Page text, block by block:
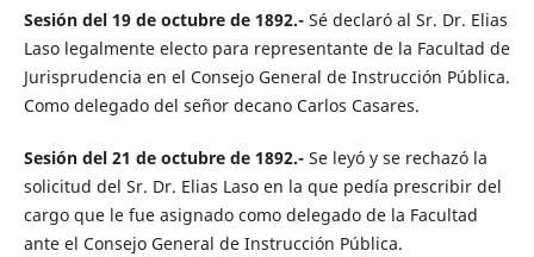
Sesión del 19 de octubre de 1892.- Sé declaró al Sr. Dr. Elias
Laso legalmente electo para representante de la Facultad de
Jurisprudencia en el Consejo General de Instrucción Pública.
Como delegado del señor decano Carlos Casares.
Sesión del 21 de octubre de 1892.- Se leyó y se rechazó la
solicitud del Sr. Dr. Elias Laso en la que pedía prescribir del
cargo que le fue asignado como delegado de la Facultad
ante el Consejo General de Instrucción Pública.